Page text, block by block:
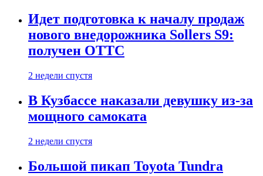
Идет подготовка к началу продаж
нового внедорожника Sollers S9:
получен ОТТС
2 недели спустя
В Кузбассе наказали девушку из-за
мощного самоката
2 недели спустя
Большой пикап Toyota Tundra